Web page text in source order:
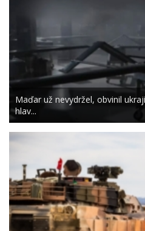
Maďar už nevydržel, obvinil
hlav...